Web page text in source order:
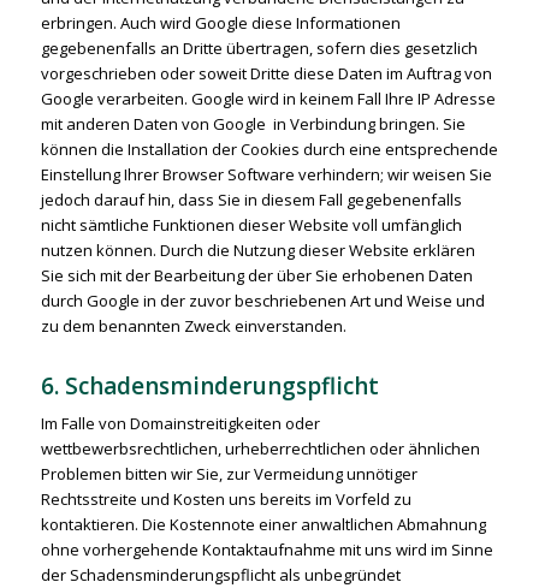
erbringen. Auch wird Google diese Informationen
gegebenenfalls an Dritte übertragen, sofern dies gesetzlich
vorgeschrieben oder soweit Dritte diese Daten im Auftrag von
Google verarbeiten. Google wird in keinem Fall Ihre IP Adresse
mit anderen Daten von Google in Verbindung bringen. Sie
können die Installation der Cookies durch eine entsprechende
Einstellung Ihrer Browser Software verhindern; wir weisen Sie
jedoch darauf hin, dass Sie in diesem Fall gegebenenfalls
nicht sämtliche Funktionen dieser Website voll umfänglich
nutzen können. Durch die Nutzung dieser Website erklären
Sie sich mit der Bearbeitung der über Sie erhobenen Daten
durch Google in der zuvor beschriebenen Art und Weise und
zu dem benannten Zweck einverstanden.
6. Schadensminderungspflicht
Im Falle von Domainstreitigkeiten oder
wettbewerbsrechtlichen, urheberrechtlichen oder ähnlichen
Problemen bitten wir Sie, zur Vermeidung unnötiger
Rechtsstreite und Kosten uns bereits im Vorfeld zu
kontaktieren. Die Kostennote einer anwaltlichen Abmahnung
ohne vorhergehende Kontaktaufnahme mit uns wird im Sinne
der Schadensminderungspflicht als unbegründet